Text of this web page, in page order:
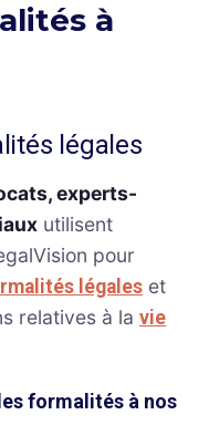
à
légales
experts-
utilisent
pour
légales et
relatives à la vie
formalités à nos